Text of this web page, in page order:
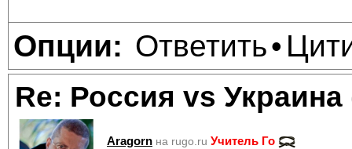
Опции: Ответить•
Re: Россия vs
Aragorn на rugo.ru Учитель Го